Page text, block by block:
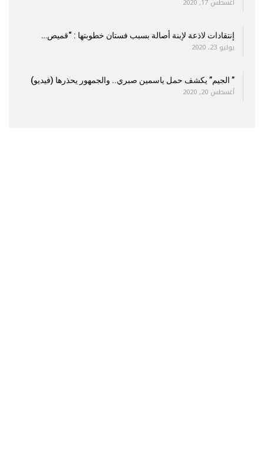
أغسطس 17, 2020
إنتقادات لاذعة لإبنة أصالة بسبب فستان خطوبتها : “قميص…
يوليو 23, 2020
” الجيم” يكشف حمل ياسمين صبري.. والجمهور يحذرها (فيديو)
أغسطس 20, 2020